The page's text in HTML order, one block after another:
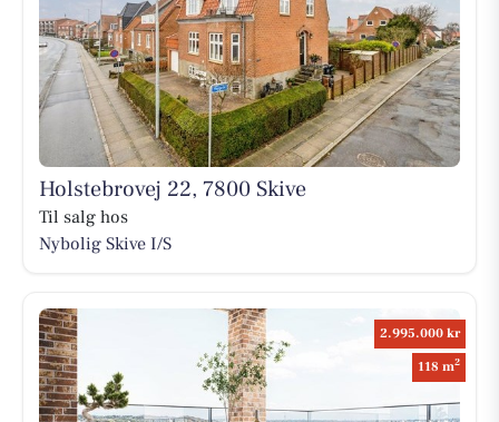
Holstebrovej 22, 7800 Skive
Til salg hos
Nybolig Skive I/S
2.995.000 kr
118 m2